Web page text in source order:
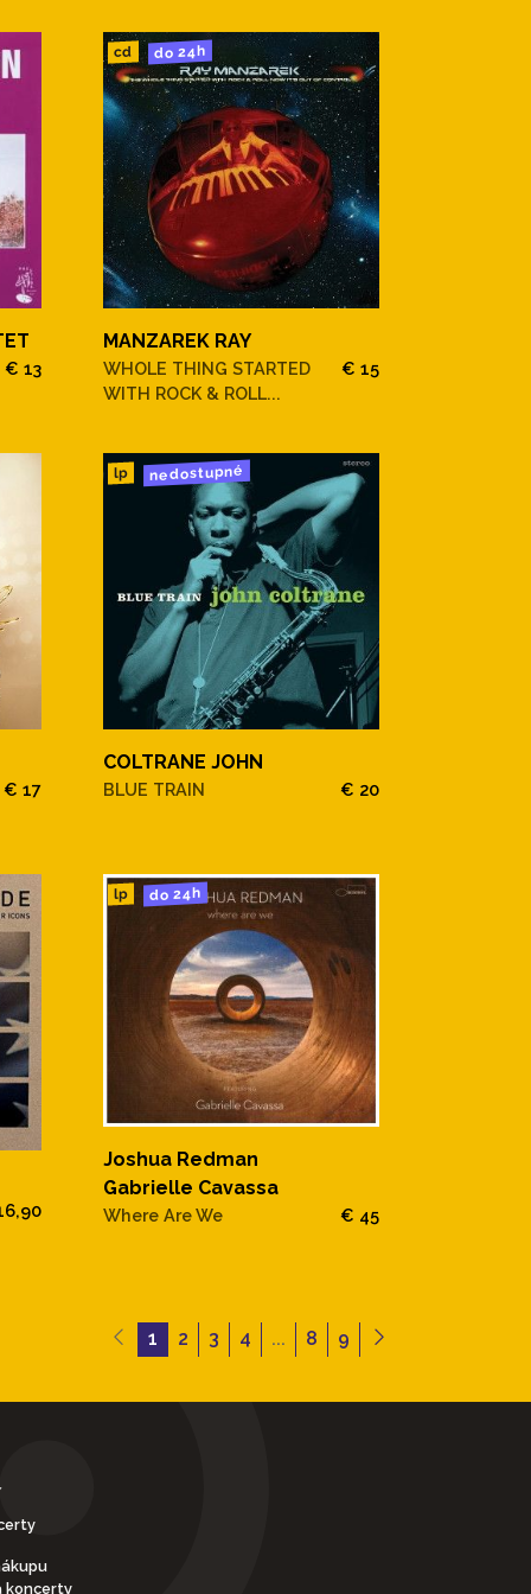
€ 13
cd do 24h
MANZAREK RAY
WHOLE THING STARTED
WITH ROCK & ROLL...
€ 15
€ 17
lp nedostupné
COLTRANE JOHN
BLUE TRAIN € 20
lp do 24h
Joshua Redman
Gabrielle Cavassa
Where Are We € 45
1 2 3 4 ... 8 9
koncerty